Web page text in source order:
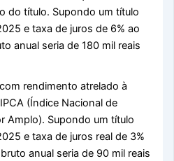
do título. Supondo um título
e taxa de juros de 6% ao
anual seria de 180 mil reais
rendimento atrelado à
(Índice Nacional de
Amplo). Supondo um título
e taxa de juros real de 3%
anual seria de 90 mil reais